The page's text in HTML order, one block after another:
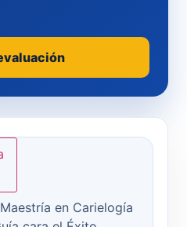
en Carielogía